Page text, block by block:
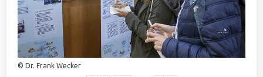
© Dr. Frank Wecker